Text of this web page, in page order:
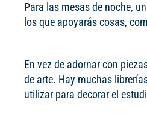
Para las mesas de noche,
los que apoyarás cosas,
En vez de adornar con
de arte. Hay muchas
utilizar para decorar el